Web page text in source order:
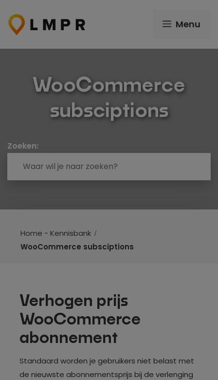
naar
inhoud
Menu
WooCommerce
subsciptions
Zoeken:
Home - Kennisbank
WooCommerce subsciptions
Verhogen prijs
WooCommerce
abonnement
Standaard worden je gebruikers niet belast met
de nieuwste abonnementsprijs bij de verlenging